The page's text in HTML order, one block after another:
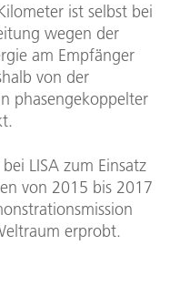
ist selbst bei
wegen der
am Empfänger
von der
phasengekoppelter
LISA zum Einsatz
von 2015 bis 2017
erprobt.